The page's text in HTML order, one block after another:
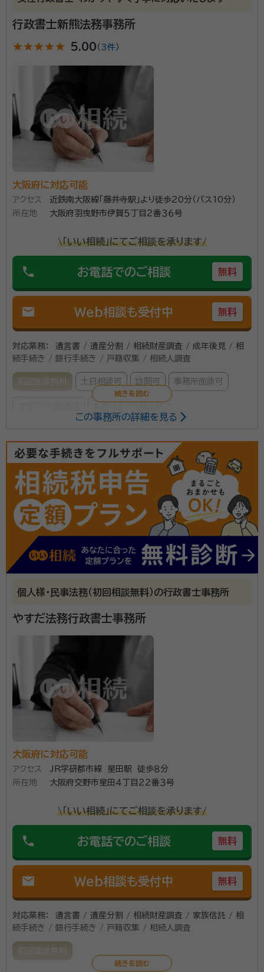
account_circle 満足度 4.0
ご利用時期：2025/12
爽やかで信頼出来る人柄でした。事務所は小さいですが、清潔感があり
契約後の感想
依頼後もちょっとした質問にも丁寧に対応を頂いた。アポには必ず面談
で対応を頂いた。
資格等：行政書士
所属団体： 大阪府行政書士会
行政書士新熊法務事務所
star star star star star 5.00 （ 3件 ）
大阪府に対応可能
アクセス
近鉄南大阪線「藤井寺駅」より徒歩20分（バス10分）
所在地
大阪府羽曳野市伊賀５丁目２番３６号
\「いい相続」にてご相談を承ります/
phone お電話でのご相談 無料
mail Web相談も受付中 無料
対応業務：
遺言書 / 遺産分割 / 相続財産調査 / 成年後見 / 相
続手続き / 銀行手続き / 戸籍収集 / 相続人調査
初回面談無料 土日相談可 訪問可 事務所面談可
新熊 加代（しんくま かよ）
行政書士・AFP
経歴：
大手金融機関退職後、会計士・税理士事務所・社会保険労務士事務
所、行政書士事務所で税務や法務等を一通り経験し独立。
事務所口コミ（抜粋）：
account_circle 満足度 5.0
ご利用時期：2026/6
面談の感想
先に葬儀社の提携会社に見積もりをしていただきましたが、必要がない
書類の作成を強引に勧められたため、ネットで調べて紹介していただき
ました納得のいく内容と料金でしたので、契約させていただきました
契約後の感想
話ができよかったです
当事務所は大阪府を中心に相続の手続きや、遺言書原
案作成など、相続に関連する業務を行っている事務所で
す。 専門家に相談はしたいけど、何から話したらよいか
わからない。なんとなく堅苦しく話しずらい。ということ
がないよう、ご面談ではリラックスしてお話いただける
よう、また質問をしていただきやすい雰囲気作りを心掛
けております。
行政書士、ファイナンシャルプランナー
ンター、NPO法人)日本ファテナンシャル・プランナーズ
協会
この事務所の詳細を見る
個人様・民事法務（初回相談無料）の行政書士事務所
やすだ法務行政書士事務所
大阪府に対応可能
アクセス
JR学研都市線 星田駅 徒歩８分
所在地
大阪府交野市星田４丁目２２番３号
\「いい相続」にてご相談を承ります/
phone お電話でのご相談 無料
mail Web相談も受付中 無料
対応業務：
遺言書 / 遺産分割 / 相続財産調査 / 家族信託 / 相
続手続き / 銀行手続き / 戸籍収集 / 相続人調査
初回面談無料